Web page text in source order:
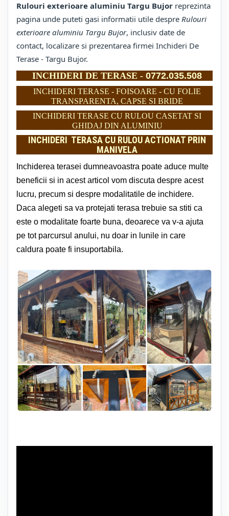
Rulouri exterioare aluminiu Targu Bujor reprezinta
pagina unde puteti gasi informatii utile despre Rulouri
exterioare aluminiu Targu Bujor, inclusiv date de
contact, localizare si prezentarea firmei Inchideri De
Terase - Targu Bujor.
INCHIDERI DE TERASE - 0772.035.508
INCHIDERI TERASE - FOISOARE - CU FOLIE
TRANSPARENTA, CAPSE SI BRIDE
INCHIDERI TERASE CU RULOU CASETAT SI
GHIDAJ DIN ALUMINIU
INCHIDERI TERASA CU RULOU ACTIONAT PRIN
MANIVELA
Inchiderea terasei dumneavoastra poate aduce multe
beneficii si in acest articol vom discuta despre acest
lucru, precum si despre modalitatile de inchidere.
Daca alegeti sa va protejati terasa trebuie sa stiti ca
este o modalitate foarte buna, deoarece va v-a ajuta
pe tot parcursul anului, nu doar in lunile in care
caldura poate fi insuportabila.